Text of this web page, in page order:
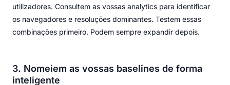
utilizadores. Consultem as vossas analytics para identificar
os navegadores e resoluções dominantes. Testem essas
combinações primeiro. Podem sempre expandir depois.
3. Nomeiem as vossas baselines de forma
inteligente